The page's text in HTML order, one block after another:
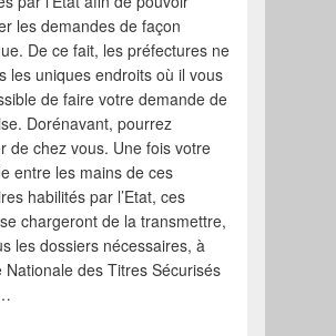
les demandes de façon
De ce fait, les préfectures ne
les uniques endroits où il vous
de faire votre demande de
Dorénavant, pourrez
de chez vous. Une fois votre
entre les mains de ces
habilités par l’Etat, ces
chargeront de la transmettre,
les dossiers nécessaires, à
Nationale des Titres Sécurisés